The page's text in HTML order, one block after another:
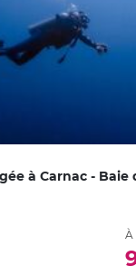
à Carnac - Baie
À